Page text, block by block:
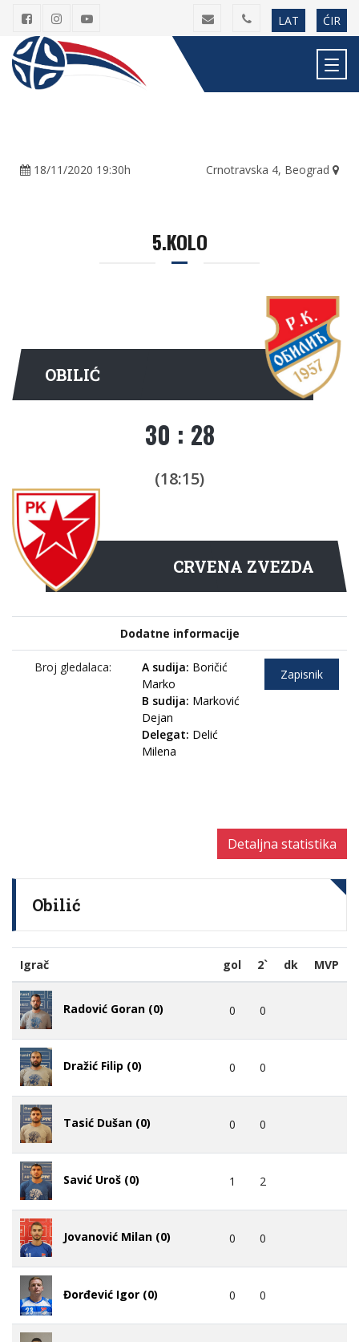
LAT ĆIR
18/11/2020 19:30h Crnotravska 4, Beograd
5.KOLO
OBILIĆ
30 : 28
(18:15)
CRVENA ZVEZDA
Dodatne informacije
Broj gledalaca: A sudija: Boričić
Marko
B sudija: Marković
Dejan
Delegat: Delić
Milena
Zapisnik
Detaljna statistika
Obilić
Igrač gol 2` dk MVP
Radović Goran (0) 0 0
Dražić Filip (0) 0 0
Tasić Dušan (0) 0 0
Savić Uroš (0) 1 2
Jovanović Milan (0) 0 0
Đorđević Igor (0) 0 0